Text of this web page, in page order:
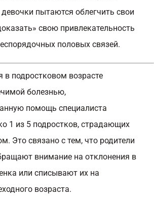
пытаются облегчить свои
свою привлекательность
половых связей.
в подростковом возрасте
болезнью,
помощь специалиста
1 из 5 подростков, страдающих
Это связано с тем, что родители
внимание на отклонения в
или списывают их на
возраста.